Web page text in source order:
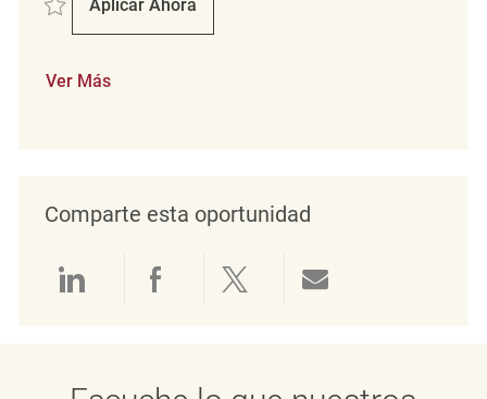
Aplicar Ahora
Merchandising Associate
Ver Más
Comparte esta oportunidad
Compartir a través de LinkedIn
Compartir a través de
Compartir a través